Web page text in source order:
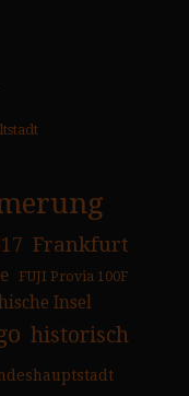
Frankfurt
FUJI Provia 100F
Insel
historisch